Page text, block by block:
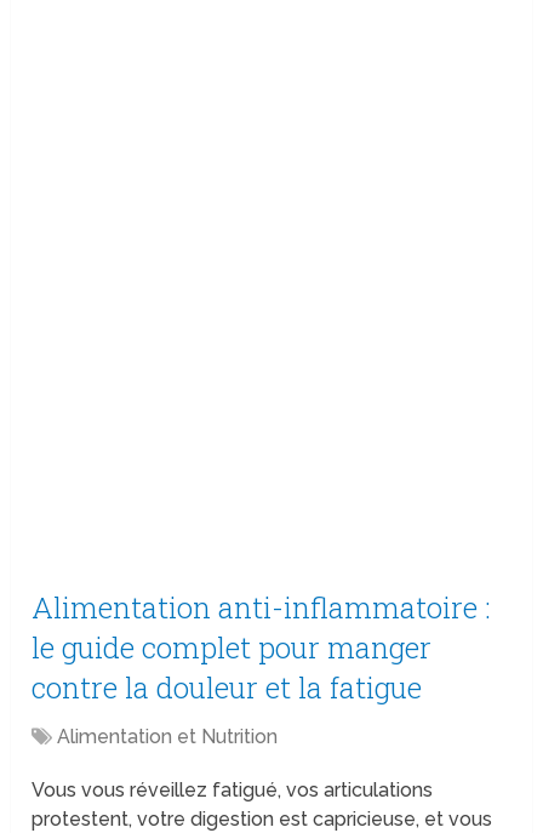
Alimentation anti-inflammatoire :
le guide complet pour manger
contre la douleur et la fatigue
Alimentation et Nutrition
Vous vous réveillez fatigué, vos articulations
protestent, votre digestion est capricieuse, et vous